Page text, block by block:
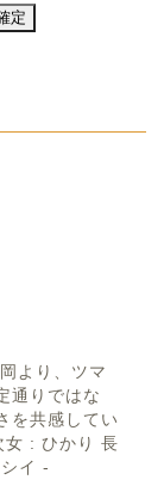
より、ツマ
通りではな
を共感してい
女 : ひかり 長
イ -